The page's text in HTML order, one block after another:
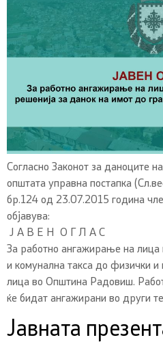
Согласно Законот за даноците
општата управна постапка
бр.124 од 23.07.2015 година
Ј А В Е Н О Г Л А С
За работно ангажирање на лица
и комунална такса до физички и
лица во Општина Радовиш.
ќе бидат ангажирани во други
Јавната